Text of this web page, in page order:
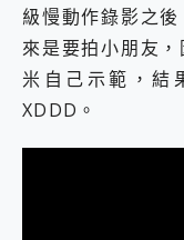
級慢動作錄影之
來是要拍小朋友
米自己示範，結
XDDD。